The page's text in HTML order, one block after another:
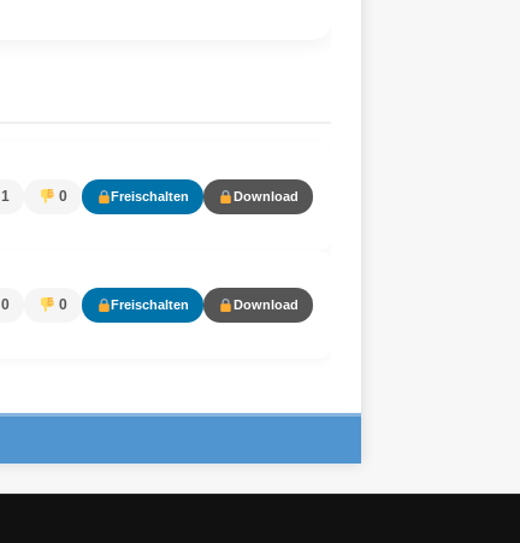
1 0 Freischalten Download
0 0 Freischalten Download